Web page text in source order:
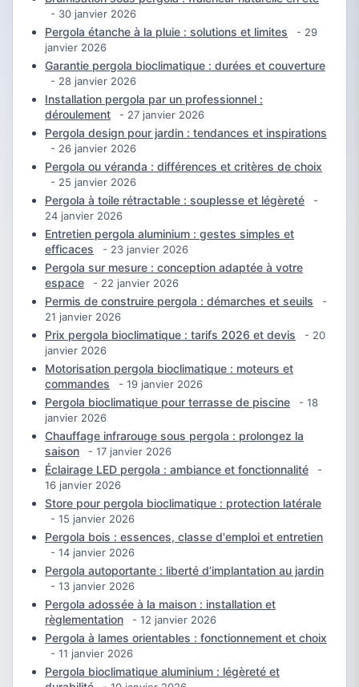
- 30 janvier 2026
Pergola étanche à la pluie : solutions et limites
- 29
janvier 2026
Garantie pergola bioclimatique : durées et couverture
- 28 janvier 2026
Installation pergola par un professionnel :
déroulement
- 27 janvier 2026
Pergola design pour jardin : tendances et inspirations
- 26 janvier 2026
Pergola ou véranda : différences et critères de choix
- 25 janvier 2026
Pergola à toile rétractable : souplesse et légèreté
-
24 janvier 2026
Entretien pergola aluminium : gestes simples et
efficaces
- 23 janvier 2026
Pergola sur mesure : conception adaptée à votre
espace
- 22 janvier 2026
Permis de construire pergola : démarches et seuils
-
21 janvier 2026
Prix pergola bioclimatique : tarifs 2026 et devis
- 20
janvier 2026
Motorisation pergola bioclimatique : moteurs et
commandes
- 19 janvier 2026
Pergola bioclimatique pour terrasse de piscine
- 18
janvier 2026
Chauffage infrarouge sous pergola : prolongez la
saison
- 17 janvier 2026
Éclairage LED pergola : ambiance et fonctionnalité
-
16 janvier 2026
Store pour pergola bioclimatique : protection latérale
- 15 janvier 2026
Pergola bois : essences, classe d'emploi et entretien
- 14 janvier 2026
Pergola autoportante : liberté d’implantation au jardin
- 13 janvier 2026
Pergola adossée à la maison : installation et
règlementation
- 12 janvier 2026
Pergola à lames orientables : fonctionnement et choix
- 11 janvier 2026
Pergola bioclimatique aluminium : légèreté et